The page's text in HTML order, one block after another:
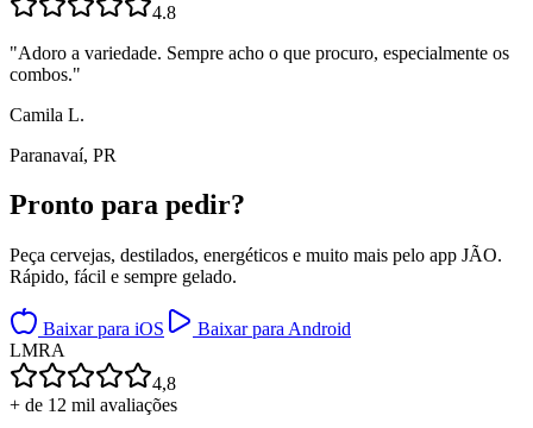
4.8
"Adoro a variedade. Sempre acho o que procuro, especialmente os
combos."
Camila L.
Paranavaí, PR
Pronto para pedir?
Peça cervejas, destilados, energéticos e muito mais pelo app JÃO.
Rápido, fácil e sempre gelado.
Baixar para iOS
Baixar para Android
LMRA
4,8
+ de 12 mil avaliações